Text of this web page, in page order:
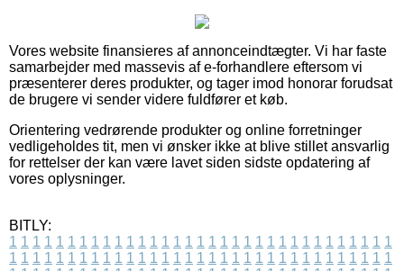
Vores website finansieres af annonceindtægter. Vi har faste
samarbejder med massevis af e-forhandlere eftersom vi
præsenterer deres produkter, og tager imod honorar forudsat
de brugere vi sender videre fuldfører et køb.
Orientering vedrørende produkter og online forretninger
vedligeholdes tit, men vi ønsker ikke at blive stillet ansvarlig
for rettelser der kan være lavet siden sidste opdatering af
vores oplysninger.
BITLY:
1 1 1 1 1 1 1 1 1 1 1 1 1 1 1 1 1 1 1 1 1 1 1 1 1 1 1 1 1 1 1 1 1
1 1 1 1 1 1 1 1 1 1 1 1 1 1 1 1 1 1 1 1 1 1 1 1 1 1 1 1 1 1 1 1 1